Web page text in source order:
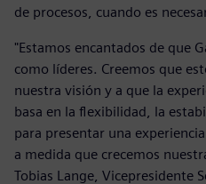
de procesos, cuando es
"Estamos encantados de que
como líderes. Creemos que
nuestra visión y a que la
basa en la flexibilidad, la
para presentar una
a medida que crecemos
Tobias Lange, Vicepresidente